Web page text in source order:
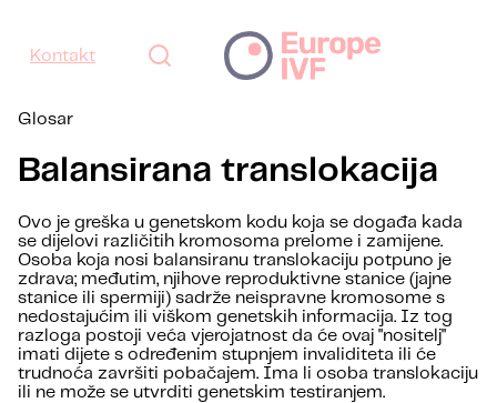
Kontakt
Glosar
Balansirana translokacija
Ovo je greška u genetskom kodu koja se događa kada
se dijelovi različitih kromosoma prelome i zamijene.
Osoba koja nosi balansiranu translokaciju potpuno je
zdrava; međutim, njihove reproduktivne stanice (jajne
stanice ili spermiji) sadrže neispravne kromosome s
nedostajućim ili viškom genetskih informacija. Iz tog
razloga postoji veća vjerojatnost da će ovaj "nositelj"
imati dijete s određenim stupnjem invaliditeta ili će
trudnoća završiti pobačajem. Ima li osoba translokaciju
ili ne može se utvrditi genetskim testiranjem.